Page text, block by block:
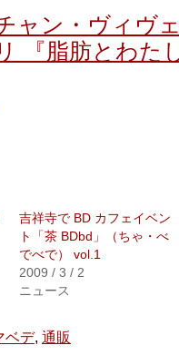
ャン・ヴィヴ
『脂肪とわた
吉祥寺で BD カフェイベン
ト「茶 BDbd」（ちゃ・べ
でべで） vol.1
2009 / 3 / 2
ニュース
ベデ, 通販